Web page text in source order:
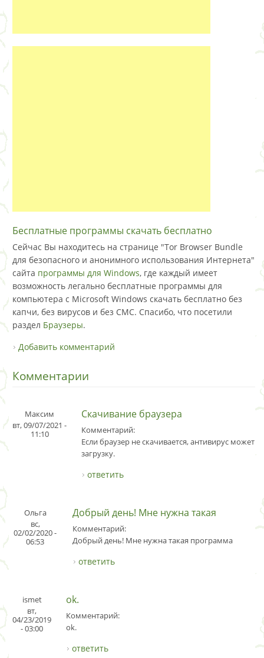
Бесплатные программы скачать бесплатно
Сейчас Вы находитесь на странице "Tor Browser Bundle
для безопасного и анонимного использования Интернета"
сайта программы для Windows, где каждый имеет
возможность легально бесплатные программы для
компьютера с Microsoft Windows скачать бесплатно без
капчи, без вирусов и без СМС. Спасибо, что посетили
раздел Браузеры.
Добавить комментарий
Комментарии
Максим
вт, 09/07/2021 -
11:10
Скачивание браузера
Комментарий:
Если браузер не скачивается, антивирус может
загрузку.
ответить
Ольга
вс,
02/02/2020 -
06:53
Добрый день! Мне нужна такая
Комментарий:
Добрый день! Мне нужна такая программа
ответить
ismet
вт,
04/23/2019
- 03:00
ok.
Комментарий:
ok.
ответить